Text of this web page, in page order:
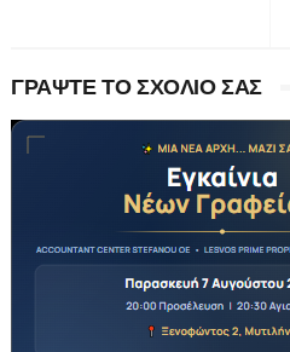
ΓΡΑΨΤΕ ΤΟ ΣΧΟΛΙΟ ΣΑΣ